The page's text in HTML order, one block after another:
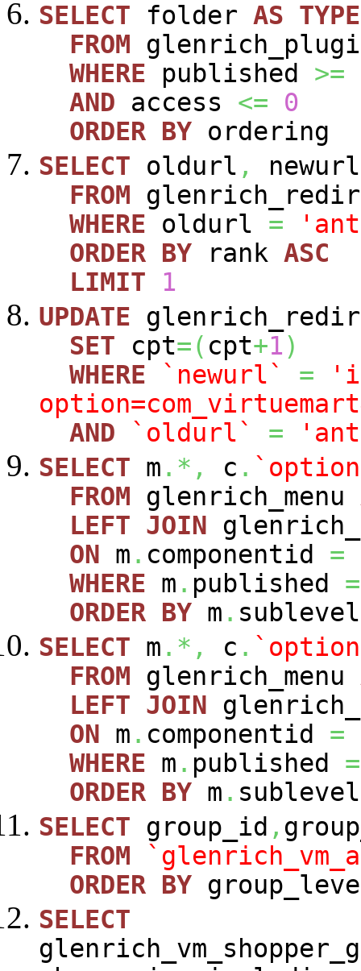
SELECT folder AS TYPE
FROM
WHERE published >=
AND access <=
0
ORDER BY ordering
SELECT oldurl ,
newurl
FROM
WHERE oldurl =
ORDER BY rank ASC
LIMIT
1
UPDATE
SET cpt=( cpt+1)
WHERE
`newurl` =
AND
`oldurl` =
SELECT m .*, c .
FROM glenrich_menu
LEFT JOIN
ON m . componentid =
WHERE m . published =
ORDER BY m . sublevel
SELECT m .*, c .
FROM glenrich_menu
LEFT JOIN
ON m . componentid =
WHERE m . published =
ORDER BY m . sublevel
SELECT group_id ,
FROM
ORDER BY
SELECT